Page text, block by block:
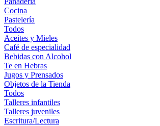
Cocina
Pastelería
Todos
Aceites y Mieles
Café de especialidad
Bebidas con Alcohol
Te en Hebras
Jugos y Prensados
Objetos de la Tienda
Todos
Talleres infantiles
Talleres juveniles
Escritura/Lectura